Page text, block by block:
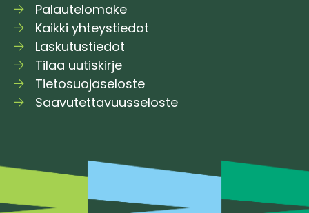
Palautelomake
Kaikki yhteystiedot
Laskutustiedot
Tilaa uutiskirje
Tietosuojaseloste
Saavutettavuusseloste